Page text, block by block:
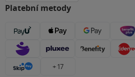
Platební metody
+ 17